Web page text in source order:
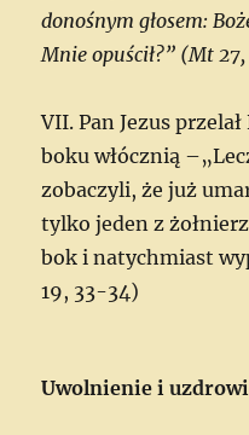
donośnym głosem:
Mnie opuścił?” (Mt
VII. Pan Jezus
boku włócznią
zobaczyli, że już
tylko jeden z
bok i natychmiast
19, 33-34)
Uwolnienie i